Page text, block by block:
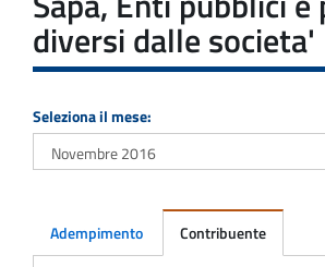
diversi dalle societa'
Seleziona il mese:
Adempimento Contribuente